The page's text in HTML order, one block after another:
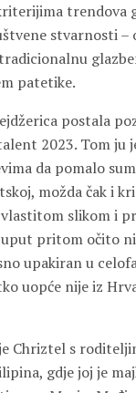
trendova
stvarnosti –
patetike.
postala
2023. Tom ju
da pomalo
možda čak i
slikom i
pritom očito
upakiran u
uopće nije iz
Chriztel s
gdje joj je